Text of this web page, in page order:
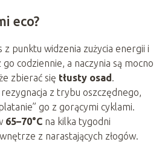
eco?
z punktu widzenia zużycia energii i
codziennie, a naczynia są mocno
zbierać się tłusty osad.
z trybu oszczędnego,
go z gorącymi cyklami.
65–70°Cna kilka tygodni
z narastających złogów.